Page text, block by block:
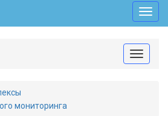
Меню
Toggle
мониторинга